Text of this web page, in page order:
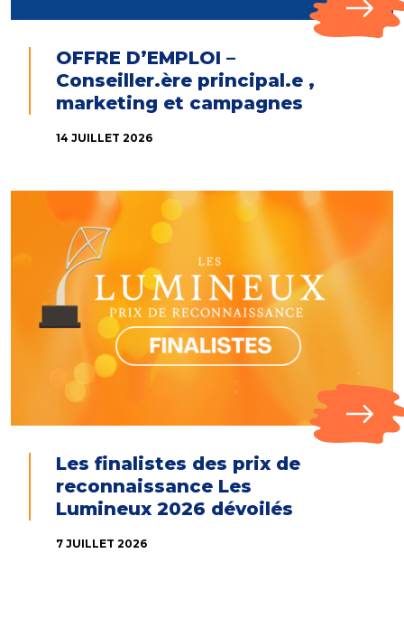
OFFRE D’EMPLOI –
Conseiller.ère principal.e ,
marketing et campagnes
14 JUILLET 2026
Les finalistes des prix de
reconnaissance Les
Lumineux 2026 dévoilés
7 JUILLET 2026